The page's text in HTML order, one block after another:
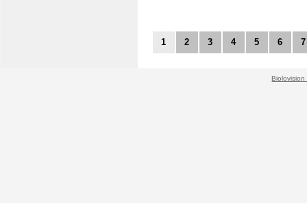
1 2 3 4 5 6 7
Biolovision